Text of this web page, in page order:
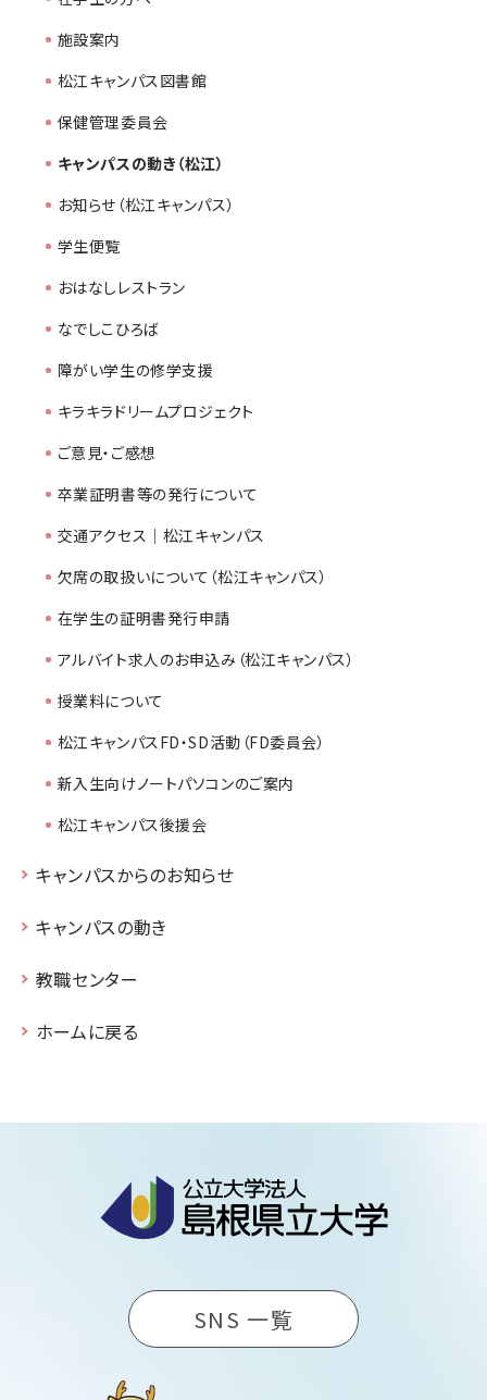
施設案内
松江キャンパス図書館
保健管理委員会
キャンパスの動き（松江）
お知らせ（松江キャンパス）
学生便覧
おはなしレストラン
なでしこひろば
障がい学生の修学支援
キラキラドリームプロジェクト
ご意見・ご感想
卒業証明書等の発行について
交通アクセス｜松江キャンパス
欠席の取扱いについて（松江キャンパス）
在学生の証明書発行申請
アルバイト求人のお申込み（松江キャンパス）
授業料について
松江キャンパスFD・SD活動（FD委員会）
新入生向けノートパソコンのご案内
松江キャンパス後援会
キャンパスからのお知らせ
キャンパスの動き
教職センター
ホームに戻る
SNS 一覧